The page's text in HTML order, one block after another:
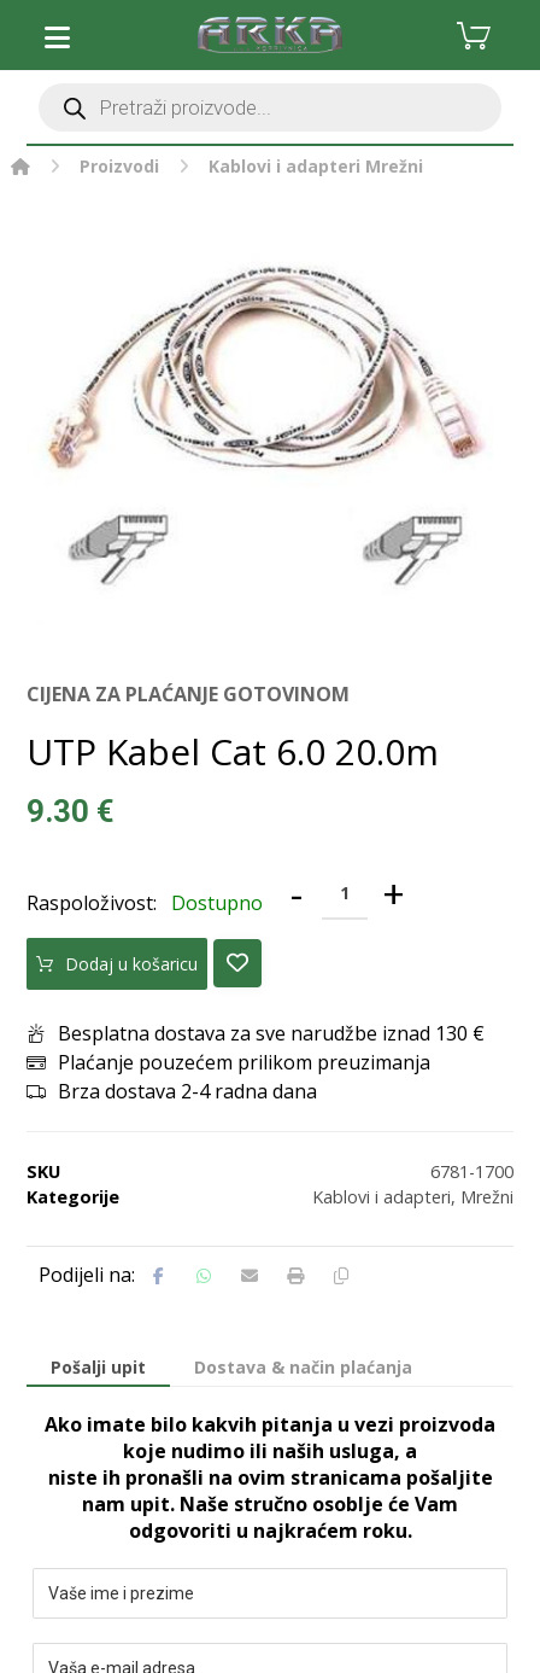
Proizvodi Kablovi i adapteri Mrežni
CIJENA ZA PLAĆANJE GOTOVINOM
UTP Kabel Cat 6.0 20.0m
9.30 €
Raspoloživost: Dostupno - +
Dodaj u košaricu
Besplatna dostava za sve narudžbe iznad 130 €
Plaćanje pouzećem prilikom preuzimanja
Brza dostava 2-4 radna dana
SKU
6781-1700
Kategorije
Kablovi i adapteri, Mrežni
Pošalji upit Dostava & način plaćanja
Ako imate bilo kakvih pitanja u vezi proizvoda
koje nudimo ili naših usluga, a
niste ih pronašli na ovim stranicama pošaljite
nam upit. Naše stručno osoblje će Vam
odgovoriti u najkraćem roku.